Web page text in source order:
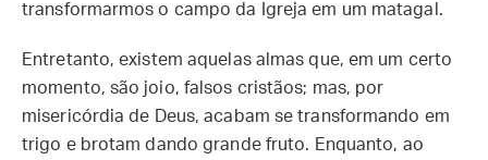
transformarmos o campo da Igreja em um matagal.
Entretanto, existem aquelas almas que, em um certo
momento, são joio, falsos cristãos; mas, por
misericórdia de Deus, acabam se transformando em
trigo e brotam dando grande fruto. Enquanto, ao